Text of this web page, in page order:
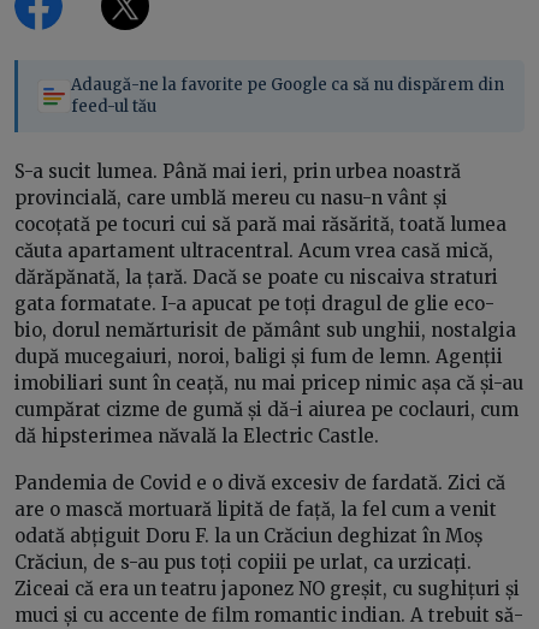
Adaugă-ne la favorite pe Google ca să nu dispărem din
feed-ul tău
S-a sucit lumea. Până mai ieri, prin urbea noastră
provincială, care umblă mereu cu nasu-n vânt și
cocoțată pe tocuri cui să pară mai răsărită, toată lumea
căuta apartament ultracentral. Acum vrea casă mică,
dărăpănată, la țară. Dacă se poate cu niscaiva straturi
gata formatate. I-a apucat pe toți dragul de glie eco-
bio, dorul nemărturisit de pământ sub unghii, nostalgia
după mucegaiuri, noroi, baligi și fum de lemn. Agenții
imobiliari sunt în ceață, nu mai pricep nimic așa că și-au
cumpărat cizme de gumă și dă-i aiurea pe coclauri, cum
dă hipsterimea năvală la Electric Castle.
Pandemia de Covid e o divă excesiv de fardată. Zici că
are o mască mortuară lipită de față, la fel cum a venit
odată abțiguit Doru F. la un Crăciun deghizat în Moș
Crăciun, de s-au pus toți copiii pe urlat, ca urzicați.
Ziceai că era un teatru japonez NO greșit, cu sughițuri și
muci și cu accente de film romantic indian. A trebuit să-